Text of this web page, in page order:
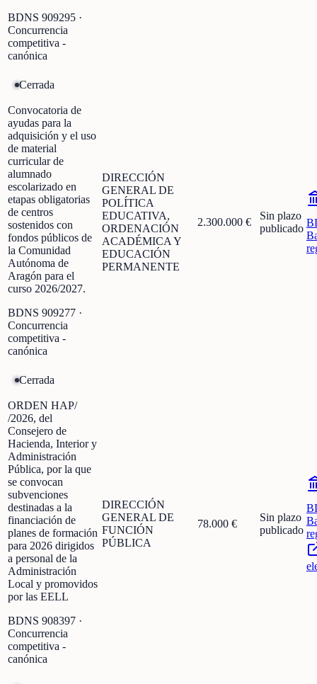
BDNS 909295 ·
Concurrencia
competitiva -
canónica
Cerrada
Convocatoria de
ayudas para la
adquisición y el uso
de material
curricular de
alumnado
escolarizado en
etapas obligatorias
de centros
sostenidos con
fondos públicos de
la Comunidad
Autónoma de
Aragón para el
curso 2026/2027.
BDNS 909277 ·
Concurrencia
competitiva -
canónica
DIRECCIÓN
GENERAL DE
POLÍTICA
EDUCATIVA,
ORDENACIÓN
ACADÉMICA Y
EDUCACIÓN
PERMANENTE
2.300.000 €
Sin plazo
publicado
Cerrada
ORDEN HAP/
/2026, del
Consejero de
Hacienda, Interior y
Administración
Pública, por la que
se convocan
subvenciones
destinadas a la
financiación de
planes de formación
para 2026 dirigidos
a personal de la
Administración
Local y promovidos
por las EELL
BDNS 908397 ·
Concurrencia
competitiva -
canónica
DIRECCIÓN
GENERAL DE
FUNCIÓN
PÚBLICA
78.000 €
Sin plazo
publicado